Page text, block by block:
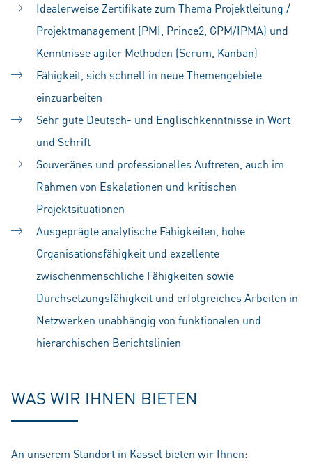
Idealerweise Zertifikate zum Thema Projektleitung /
Projektmanagement (PMI, Prince2, GPM/IPMA) und
Kenntnisse agiler Methoden (Scrum, Kanban)
Fähigkeit, sich schnell in neue Themengebiete
einzuarbeiten
Sehr gute Deutsch- und Englischkenntnisse in Wort
und Schrift
Souveränes und professionelles Auftreten, auch im
Rahmen von Eskalationen und kritischen
Projektsituationen
Ausgeprägte analytische Fähigkeiten, hohe
Organisationsfähigkeit und exzellente
zwischenmenschliche Fähigkeiten sowie
Durchsetzungsfähigkeit und erfolgreiches Arbeiten in
Netzwerken unabhängig von funktionalen und
hierarchischen Berichtslinien
WAS WIR IHNEN BIETEN
An unserem Standort in Kassel bieten wir Ihnen: